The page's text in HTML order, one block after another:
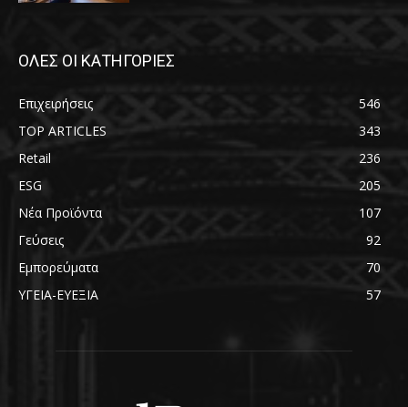
ΟΛΕΣ ΟΙ ΚΑΤΗΓΟΡΙΕΣ
Επιχειρήσεις
546
TOP ARTICLES
343
Retail
236
ESG
205
Νέα Προϊόντα
107
Γεύσεις
92
Εμπορεύματα
70
ΥΓΕΙΑ-ΕΥΕΞΙΑ
57